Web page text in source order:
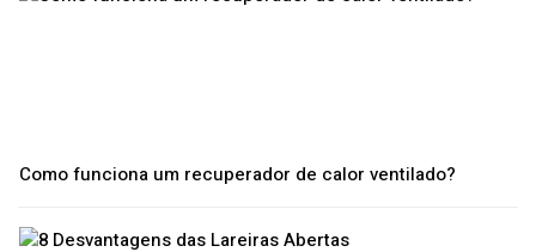
Como funciona um recuperador de calor ventilado?